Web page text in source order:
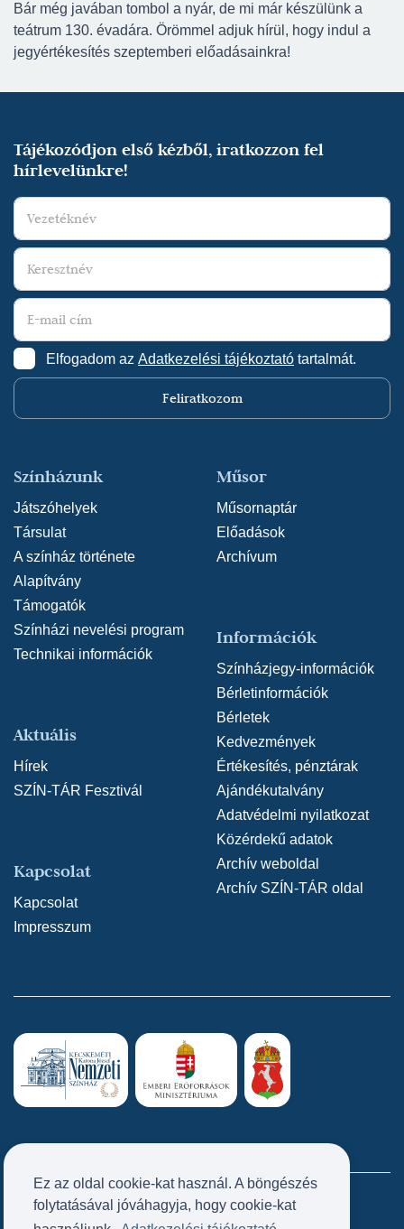
Ez az oldal cookie-kat használ. A böngészés
folytatásával jóváhagyja, hogy cookie-kat
Bár még javában tombol a nyár, de mi már készülünk a
teátrum 130. évadára. Örömmel adjuk hírül, hogy indul a
jegyértékesítés szeptemberi előadásainkra!
Tájékozódjon első kézből, iratkozzon fel
hírlevelünkre!
Elfogadom az Adatkezelési tájékoztató tartalmát.
Feliratkozom
Színházunk
Játszóhelyek
Társulat
A színház története
Alapítvány
Támogatók
Színházi nevelési program
Technikai információk
Műsor
Műsornaptár
Előadások
Archívum
Aktuális
Hírek
SZÍN-TÁR Fesztivál
Információk
Színházjegy-információk
Bérletinformációk
Bérletek
Kedvezmények
Értékesítés, pénztárak
Ajándékutalvány
Adatvédelmi nyilatkozat
Közérdekű adatok
Archív weboldal
Archív SZÍN-TÁR oldal
Kapcsolat
Kapcsolat
Impresszum
Próbatábla